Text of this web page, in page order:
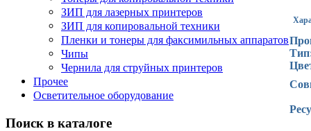
ЗИП для лазерных принтеров
ЗИП для копировальной техники
Пленки и тонеры для факсимильных аппаратов
Чипы
Чернила для струйных принтеров
Прочее
Осветительное оборудование
Поиск в каталоге